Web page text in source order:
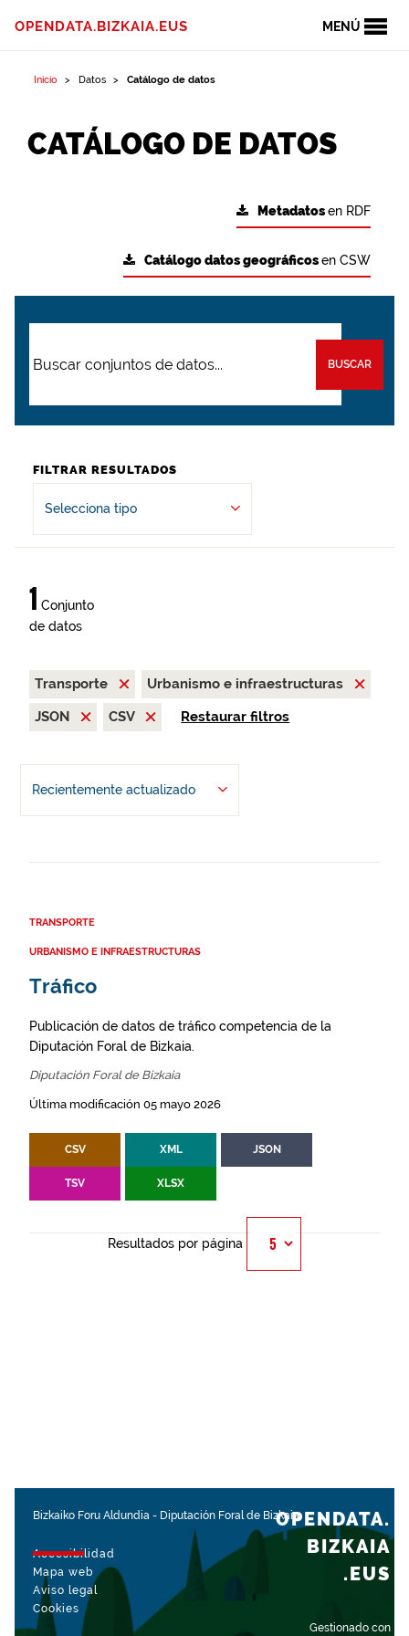
MENÚ
OPENDATA.BIZKAIA.EUS
Inicio Datos Catálogo de datos
CATÁLOGO DE DATOS
Metadatosen RDF
Catálogo datos geográficosen CSW
BUSCAR
FILTRAR RESULTADOS
Selecciona tipo
1 Conjunto
de datos
Transporte
Urbanismo e infraestructuras
JSON
CSV Restaurar filtros
Recientemente actualizado
TRANSPORTE
URBANISMO E INFRAESTRUCTURAS
Tráfico
Publicación de datos de tráfico competencia de la
Diputación Foral de Bizkaia.
Diputación Foral de Bizkaia
Última modificación 05 mayo 2026
CSV XML JSON
TSV XLSX
Resultados por página
Bizkaiko Foru Aldundia - Diputación Foral de Bizkaia
Accesibilidad
Mapa web
Aviso legal
Cookies
Gestionado con
OPENDATA.
BIZKAIA
.EUS